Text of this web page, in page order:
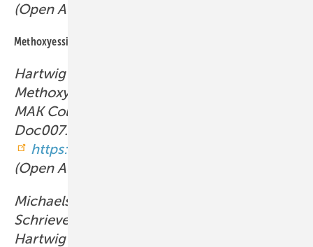
(Open Access).
Methoxyessigsäure
Hartwig A, MAK Commission: 2-
Methoxyethanol. MAK-Begründung, Nachtrag.
MAK Collect Occup Health Saf 2025 10:
Doc007.
https://doi.org/10.34865/mb10986d10_1ad
(Open Access).
Michaelsen S, Bartsch R, Brinkmann B,
Schriever-Schwemmer G, Drexler H,
Hartwig A, MAK Commission: 2-